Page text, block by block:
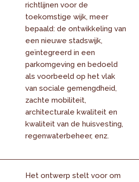
richtlijnen voor de
toekomstige wijk, meer
bepaald: de ontwikkeling van
een nieuwe stadswijk,
geïntegreerd in een
parkomgeving en bedoeld
als voorbeeld op het vlak
van sociale gemengdheid,
zachte mobiliteit,
architecturale kwaliteit en
kwaliteit van de huisvesting,
regenwaterbeheer, enz.
Het ontwerp stelt voor om